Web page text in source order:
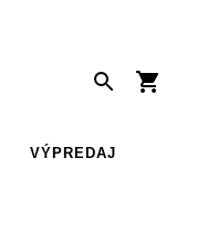
VÝPREDAJ